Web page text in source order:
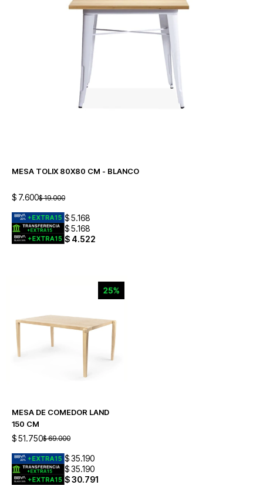
MESA TOLIX 80X80 CM - BLANCO
$ 7.600$ 19.000
$5.168
$5.168
$ 4.522
MESA DE COMEDOR LAND
150 CM
$51.750$ 69.000
$35.190
$35.190
$30.791